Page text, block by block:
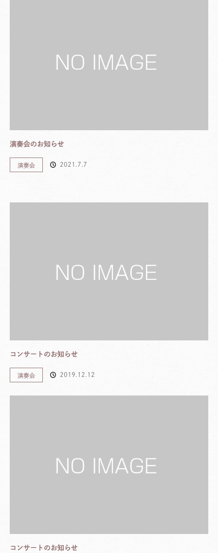
演奏会のお知らせ
演奏会 2021.7.7
コンサートのお知らせ
演奏会 2019.12.12
コンサートのお知らせ